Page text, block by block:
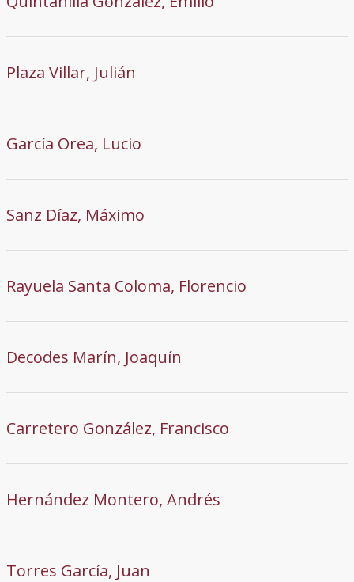
Plaza Villar, Julián
García Orea, Lucio
Sanz Díaz, Máximo
Rayuela Santa Coloma, Florencio
Decodes Marín, Joaquín
Carretero González, Francisco
Hernández Montero, Andrés
Torres García, Juan